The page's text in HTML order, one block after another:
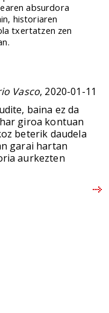
absurdora
historiaren
txertatzen zen
Vasco, 2020-01-11
baina ez da
giroa kontuan
beterik daudela
garai hartan
aurkezten